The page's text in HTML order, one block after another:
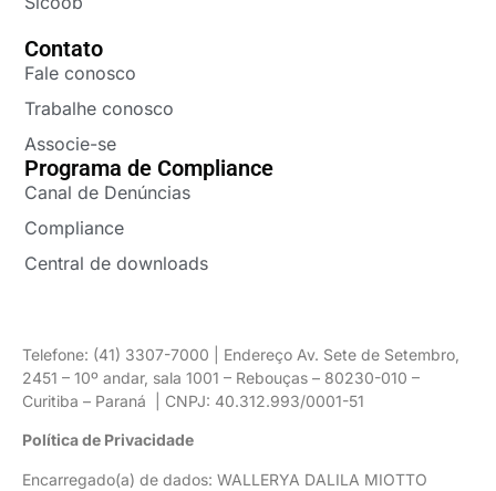
Contato
Fale conosco
Trabalhe conosco
Associe-se
Programa de Compliance
Canal de Denúncias
Compliance
Central de downloads
Telefone: (41) 3307-7000 | Endereço Av. Sete de Setembro,
2451 – 10º andar, sala 1001 – Rebouças – 80230-010 –
Curitiba – Paraná | CNPJ: 40.312.993/0001-51
Política de Privacidade
Encarregado(a) de dados: WALLERYA DALILA MIOTTO